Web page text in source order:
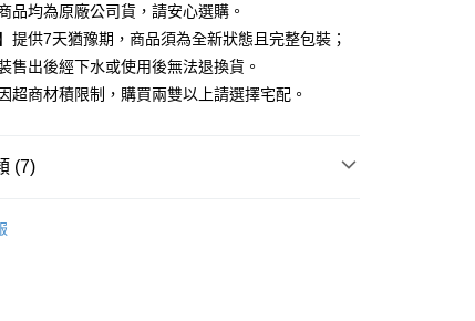
NT$599(含以上)免運費
NT$599(含以上)免運費
NT$599(含以上)免運費
NT$599(含以上)免運費
品均為原廠公司貨，請安心選購。
提供7天猶豫期，商品須為全新狀態且完整包裝；
售出後經下水或使用後無法退換貨。
超商材積限制，購買兩雙以上請選擇宅配。
(7)